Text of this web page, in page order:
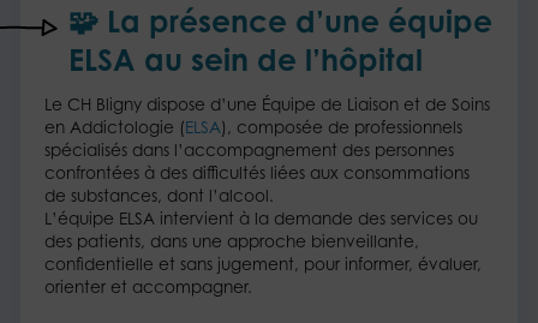
🧩 La présence d’une équipe
ELSA au sein de l’hôpital
​Le CH Bligny dispose d’une Équipe de Liaison et de Soins
en Addictologie (ELSA), composée de professionnels
spécialisés dans l’accompagnement des personnes
confrontées à des difficultés liées aux consommations
de substances, dont l’alcool.​
L’équipe ELSA intervient à la demande des services ou
des patients, dans une approche bienveillante,
confidentielle et sans jugement, pour informer, évaluer,
orienter et accompagner.​